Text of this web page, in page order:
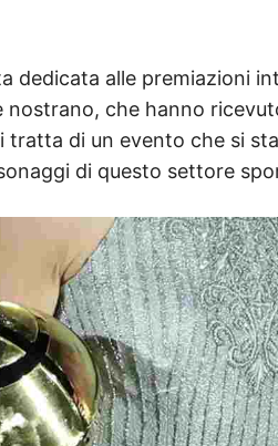
dedicata alle premiazioni
nostrano, che hanno
tratta di un evento che si
di questo settore